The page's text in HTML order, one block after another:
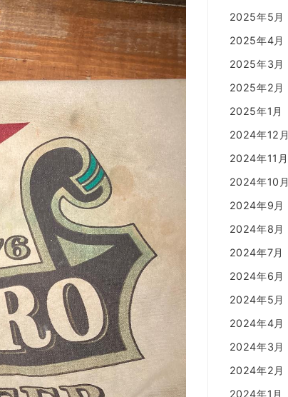
2025年5月
2025年4月
2025年3月
2025年2月
2025年1月
2024年12月
2024年11月
2024年10月
2024年9月
2024年8月
2024年7月
2024年6月
2024年5月
2024年4月
2024年3月
2024年2月
2024年1月